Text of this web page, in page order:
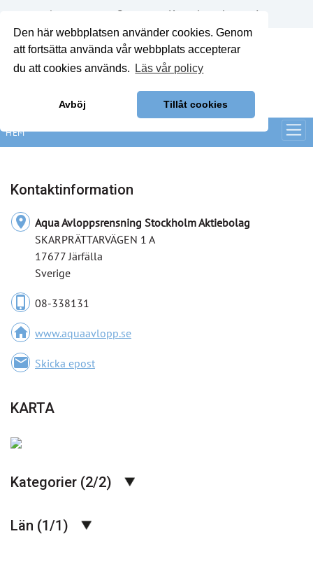
Den här webbplatsen använder cookies. Genom
att fortsätta använda vår webbplats accepterar
du att cookies används.
Läs vår policy
Avböj Tillåt cookies
Annonsera Om oss Kontakt Logga in
HEM
Kontaktinformation
location_on Aqua Avloppsrensning Stockholm Aktiebolag
SKARPRÄTTARVÄGEN 1 A
17677 Järfälla
Sverige
phone_iphone 08-338131
home www.aquaavlopp.se
email Skicka epost
KARTA
Kategorier (2/2)
Län (1/1)